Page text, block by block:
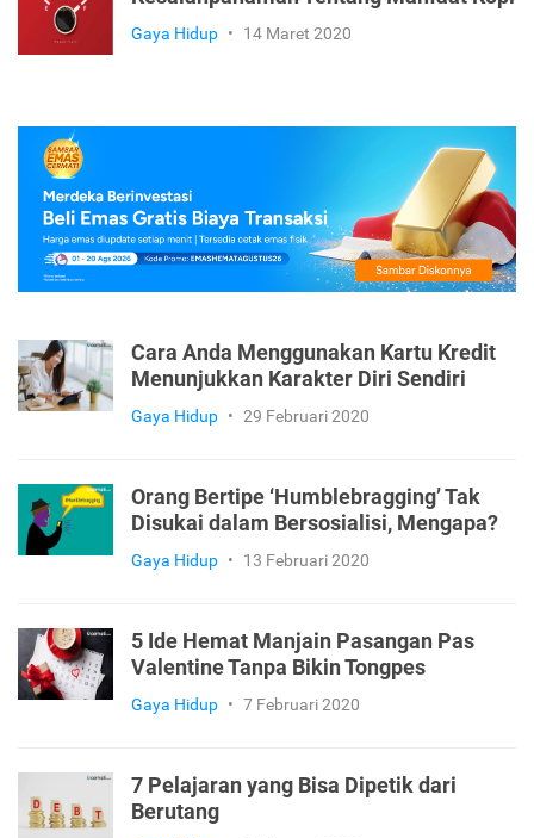
Gaya Hidup • 14 Maret 2020
Cara Anda Menggunakan Kartu Kredit
Menunjukkan Karakter Diri Sendiri
Gaya Hidup • 29 Februari 2020
Orang Bertipe ‘Humblebragging’ Tak
Disukai dalam Bersosialisi, Mengapa?
Gaya Hidup • 13 Februari 2020
5 Ide Hemat Manjain Pasangan Pas
Valentine Tanpa Bikin Tongpes
Gaya Hidup • 7 Februari 2020
7 Pelajaran yang Bisa Dipetik dari
Berutang